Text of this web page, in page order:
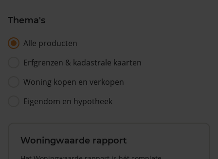
Thema's
Alle producten
Erfgrenzen & kadastrale kaarten
Woning kopen en verkopen
Eigendom en hypotheek
Woningwaarde rapport